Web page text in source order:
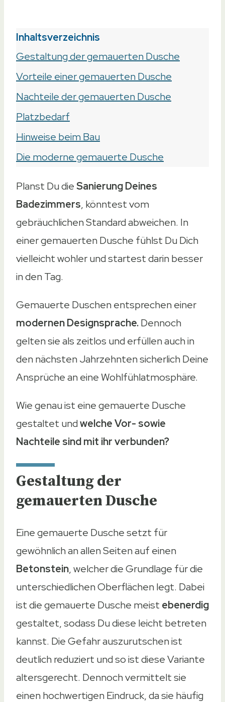
Inhaltsverzeichnis
Gestaltung der gemauerten Dusche
Vorteile einer gemauerten Dusche
Nachteile der gemauerten Dusche
Platzbedarf
Hinweise beim Bau
Die moderne gemauerte Dusche
Planst Du dieSanierung Deines
Badezimmers, könntest vom
gebräuchlichen Standard abweichen. In
einer gemauerten Dusche fühlst Du Dich
vielleicht wohler und startest darin besser
in den Tag.
Gemauerte Duschen entsprechen einer
modernen Designsprache.Dennoch
gelten sie als zeitlos und erfüllen auch in
den nächsten Jahrzehnten sicherlich Deine
Ansprüche an eine Wohlfühlatmosphäre.
Wie genau ist eine gemauerte Dusche
gestaltet undwelche Vor- sowie
Nachteile sind mit ihr verbunden?
Gestaltung der
gemauerten Dusche
Eine gemauerte Dusche setzt für
gewöhnlich an allen Seiten auf einen
Betonstein, welcher die Grundlage für die
unterschiedlichen Oberflächen legt. Dabei
ist die gemauerte Dusche meist ebenerdig
gestaltet, sodass Du diese leicht betreten
kannst. Die Gefahr auszurutschen ist
deutlich reduziert und so ist diese Variante
altersgerecht. Dennoch vermittelt sie
einen hochwertigen Eindruck, da sie häufig